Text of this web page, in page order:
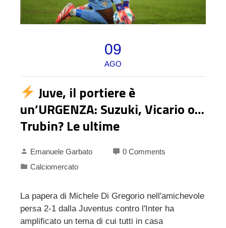
09
AGO
Juve, il portiere è
un’URGENZA: Suzuki, Vicario o…
Trubin? Le ultime
Emanuele Garbato
0 Comments
Calciomercato
La papera di Michele Di Gregorio nell'amichevole
persa 2-1 dalla Juventus contro l'Inter ha
amplificato un tema di cui tutti in casa